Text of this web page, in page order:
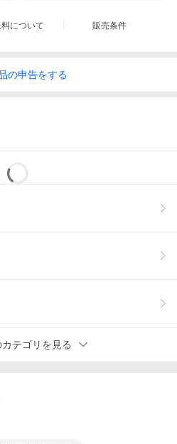
について 販売条件
の申告をする
テゴリを見る